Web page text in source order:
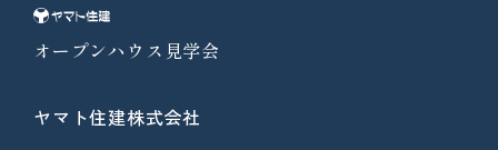
オープンハウス見学会
ヤマト住建株式会社